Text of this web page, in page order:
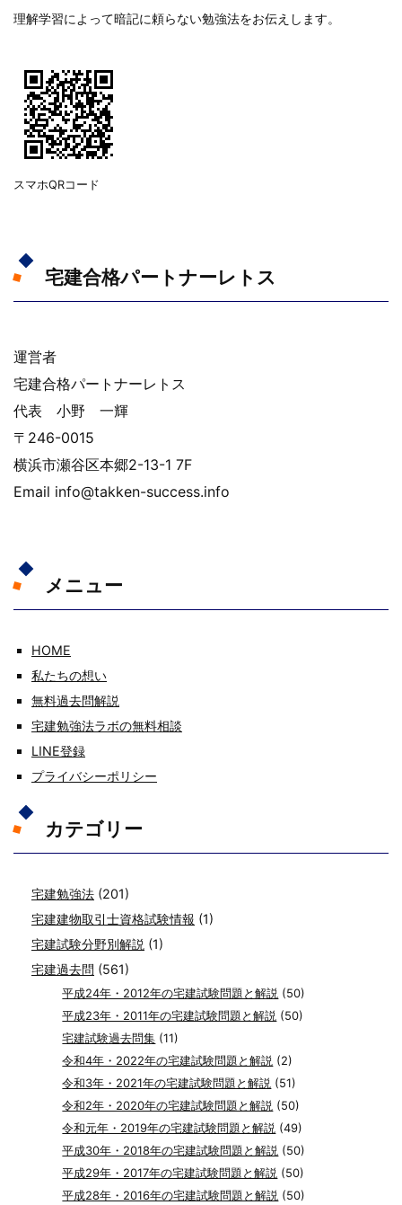
理解学習によって暗記に頼らない勉強法をお伝えします。
スマホQRコード
宅建合格パートナーレトス
運営者
宅建合格パートナーレトス
代表 小野 一輝
〒246-0015
横浜市瀬谷区本郷2-13-1 7F
Email info@takken-success.info
メニュー
HOME
私たちの想い
無料過去問解説
宅建勉強法ラボの無料相談
LINE登録
プライバシーポリシー
カテゴリー
宅建勉強法 (201)
宅建建物取引士資格試験情報 (1)
宅建試験分野別解説 (1)
宅建過去問 (561)
平成24年・2012年の宅建試験問題と解説 (50)
平成23年・2011年の宅建試験問題と解説 (50)
宅建試験過去問集 (11)
令和4年・2022年の宅建試験問題と解説 (2)
令和3年・2021年の宅建試験問題と解説 (51)
令和2年・2020年の宅建試験問題と解説 (50)
令和元年・2019年の宅建試験問題と解説 (49)
平成30年・2018年の宅建試験問題と解説 (50)
平成29年・2017年の宅建試験問題と解説 (50)
平成28年・2016年の宅建試験問題と解説 (50)